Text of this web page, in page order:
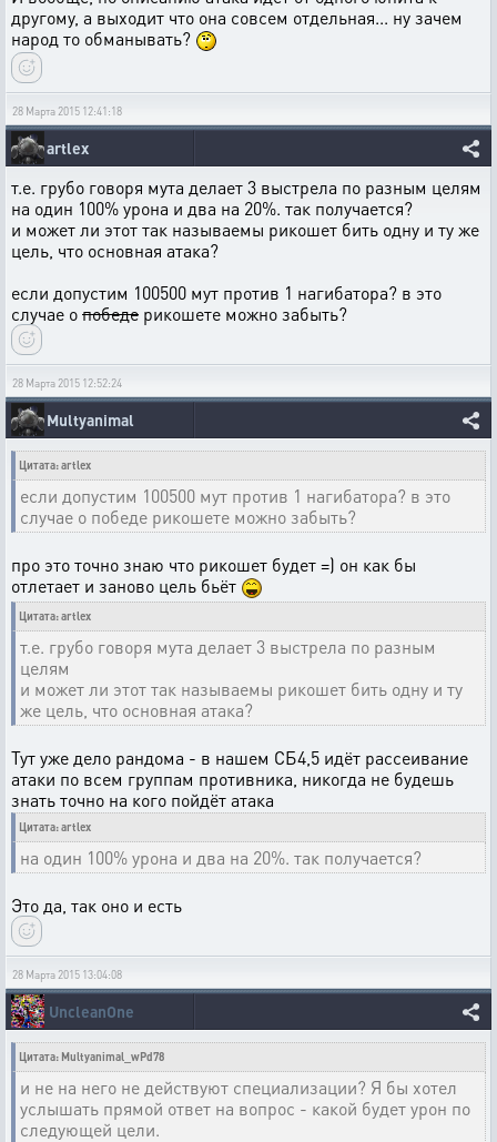
другому, а выходит что она совсем отдельная... ну зачем
народ то обманывать?
28 Марта 2015 12:41:18
artlex
т.е. грубо говоря мута делает 3 выстрела по разным целям
на один 100% урона и два на 20%. так получается?
и может ли этот так называемы рикошет бить одну и ту же
цель, что основная атака?
если допустим 100500 мут против 1 нагибатора? в это
случае опобеде рикошете можно забыть?
28 Марта 2015 12:52:24
Multyanimal
Цитата: artlex
если допустим 100500 мут против 1 нагибатора? в это
случае о победе рикошете можно забыть?
про это точно знаю что рикошет будет =) он как бы
отлетает и заново цель бьёт
Цитата: artlex
т.е. грубо говоря мута делает 3 выстрела по разным
целям
и может ли этот так называемы рикошет бить одну и ту
же цель, что основная атака?
Тут уже дело рандома - в нашем СБ4,5 идёт рассеивание
атаки по всем группам противника, никогда не будешь
знать точно на кого пойдёт атака
Цитата: artlex
на один 100% урона и два на 20%. так получается?
Это да, так оно и есть
28 Марта 2015 13:04:08
UncleanOne
Цитата: Multyanimal_wPd78
и не на него не действуют специализации? Я бы хотел
услышать прямой ответ на вопрос - какой будет урон по
следующей цели.